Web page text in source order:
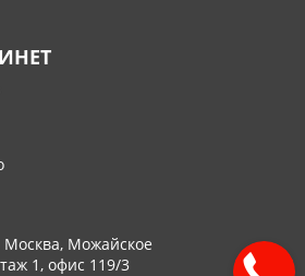
Москва, Можайское
1, офис 119/3